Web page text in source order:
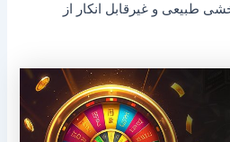
طبیعی و غیرقابل انکار از